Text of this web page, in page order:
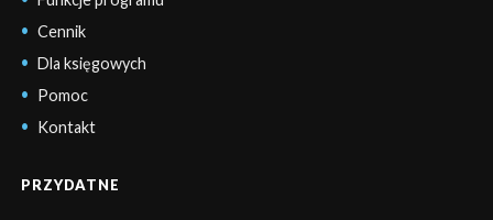
Cennik
Dla księgowych
Pomoc
Kontakt
PRZYDATNE